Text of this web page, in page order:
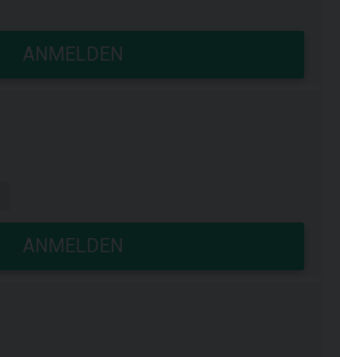
ANMELDEN
ANMELDEN